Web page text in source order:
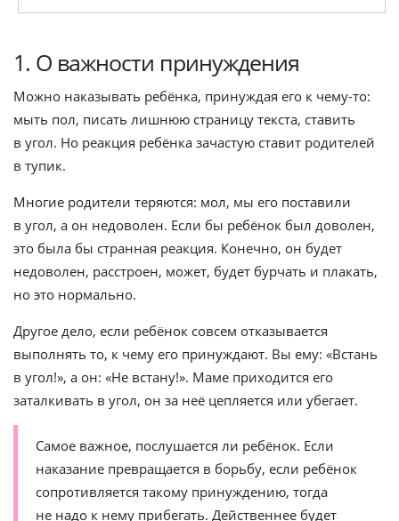
1. О важности принуждения
Можно наказывать ребёнка, принуждая его к чему-то:
мыть пол, писать лишнюю страницу текста, ставить
в угол. Но реакция ребёнка зачастую ставит родителей
в тупик.
Многие родители теряются: мол, мы его поставили
в угол, а он недоволен. Если бы ребёнок был доволен,
это была бы странная реакция. Конечно, он будет
недоволен, расстроен, может, будет бурчать и плакать,
но это нормально.
Другое дело, если ребёнок совсем отказывается
выполнять то, к чему его принуждают. Вы ему: «Встань
в угол!», а он: «Не встану!». Маме приходится его
заталкивать в угол, он за неё цепляется или убегает.
Самое важное, послушается ли ребёнок. Если
наказание превращается в борьбу, если ребёнок
сопротивляется такому принуждению, тогда
не надо к нему прибегать. Действеннее будет